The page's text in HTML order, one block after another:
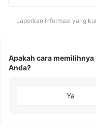
Laporkan informasi yang
Apakah cara
Anda?
Ya